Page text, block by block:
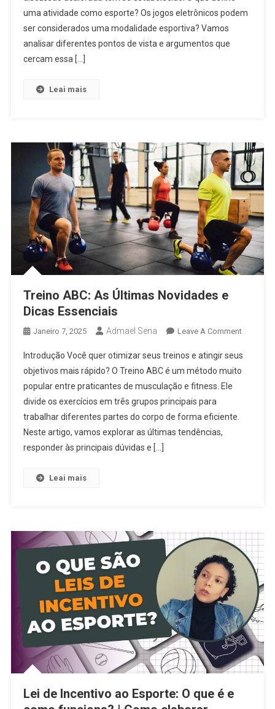
Esportes?
Confira
As
uma atividade como esporte? Os jogos eletrônicos podem
ser considerados uma modalidade esportiva? Vamos
analisar diferentes pontos de vista e argumentos que
cercam essa […]
Leai mais
Treino ABC: As Últimas Novidades e
Dicas Essenciais
Janeiro 7, 2025 Admael Sena Leave A CommentOn
ABC:
As
Introdução Você quer otimizar seus treinos e atingir seus
objetivos mais rápido? O Treino ABC é um método muito
popular entre praticantes de musculação e fitness. Ele
divide os exercícios em três grupos principais para
trabalhar diferentes partes do corpo de forma eficiente.
Neste artigo, vamos explorar as últimas tendências,
responder às principais dúvidas e […]
Leai mais
Lei de Incentivo ao Esporte: O que é e